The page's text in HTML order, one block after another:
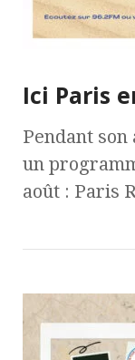
Ici Paris
Pendant son
un
août : Paris